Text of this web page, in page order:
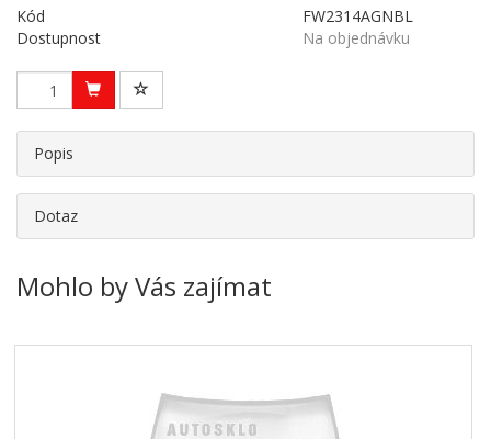
Kód
FW2314AGNBL
Dostupnost
Na objednávku
Popis
Dotaz
Mohlo by Vás zajímat